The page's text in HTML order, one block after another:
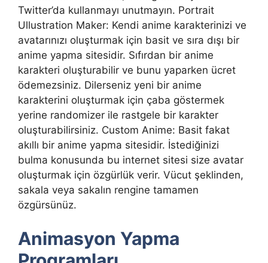
Twitter’da kullanmayı unutmayın. Portrait
Ullustration Maker: Kendi anime karakterinizi ve
avatarınızı oluşturmak için basit ve sıra dışı bir
anime yapma sitesidir. Sıfırdan bir anime
karakteri oluşturabilir ve bunu yaparken ücret
ödemezsiniz. Dilerseniz yeni bir anime
karakterini oluşturmak için çaba göstermek
yerine randomizer ile rastgele bir karakter
oluşturabilirsiniz. Custom Anime: Basit fakat
akıllı bir anime yapma sitesidir. İstediğinizi
bulma konusunda bu internet sitesi size avatar
oluşturmak için özgürlük verir. Vücut şeklinden,
sakala veya sakalın rengine tamamen
özgürsünüz.
Animasyon Yapma